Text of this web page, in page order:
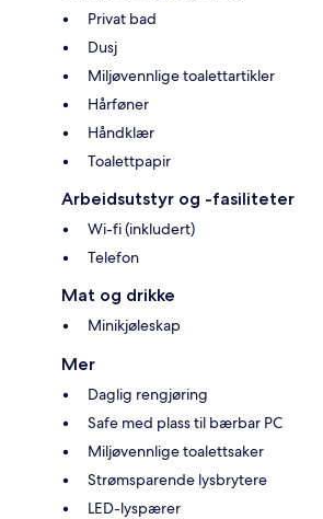
Privat bad
Dusj
Miljøvennlige toalettartikler
Hårføner
Håndklær
Toalettpapir
Arbeidsutstyr og -fasiliteter
Wi-fi (inkludert)
Telefon
Mat og drikke
Minikjøleskap
Mer
Daglig rengjøring
Safe med plass til bærbar PC
Miljøvennlige toalettsaker
Strømsparende lysbrytere
LED-lyspærer